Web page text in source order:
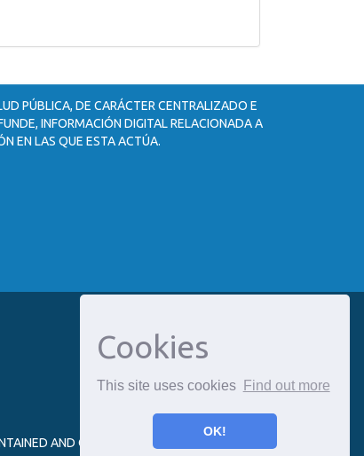
Cookies
This site uses cookies Find out more
OK!
PÚBLICA, DE CARÁCTER CENTRALIZADO E
INFORMACIÓN DIGITAL RELACIONADA A
EN LAS QUE ESTA ACTÚA.
AND OPTIMIZED BY